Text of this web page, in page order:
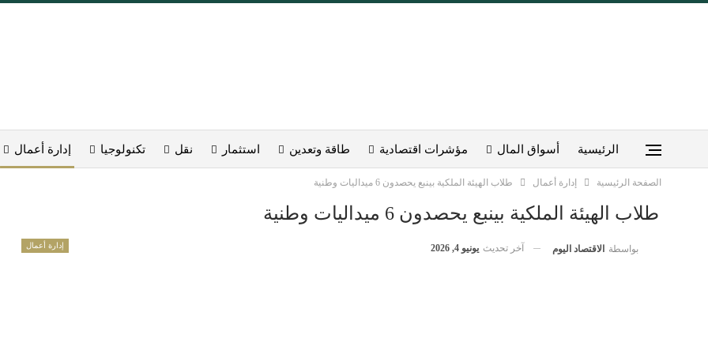
الرئيسية أسواق المال مؤشرات اقتصادية طاقة وتعدين استثمار نقل تكنولوجيا إدارة أعمال
الصفحة الرئيسية إدارة أعمال طلاب الهيئة الملكية بينبع يحصدون 6 ميداليات وطنية
طلاب الهيئة الملكية بينبع يحصدون 6 ميداليات وطنية
إدارة أعمال بواسطة الاقتصاد اليوم آخر تحديث يونيو 4, 2026